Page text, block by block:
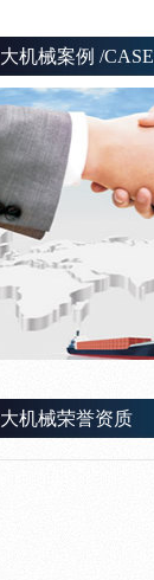
机械案例 /CASE
机械荣誉资质